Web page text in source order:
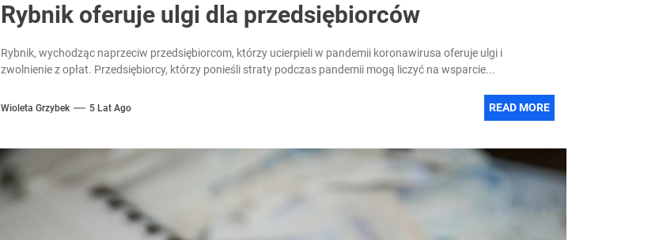
Rybnik oferuje ulgi dla przedsiębiorców
Rybnik, wychodząc naprzeciw przedsiębiorcom, którzy ucierpieli w pandemii koronawirusa oferuje ulgi i
zwolnienie z opłat. Przedsiębiorcy, którzy ponieśli straty podczas pandemii mogą liczyć na wsparcie...
Wioleta Grzybek 5 Lat Ago READ MORE